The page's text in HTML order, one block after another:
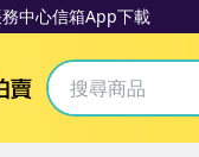
中心信箱App下載
Yahoo拍賣